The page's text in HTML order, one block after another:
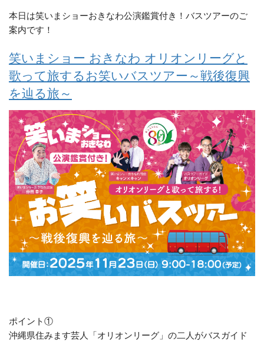
本日は笑いまショーおきなわ公演鑑賞付き！バスツアーのご
案内です！
笑いまショー おきなわ オリオンリーグと
歌って旅するお笑いバスツアー～戦後復興
を辿る旅～
ポイント①
沖縄県住みます芸人「オリオンリーグ」の二人がバスガイド